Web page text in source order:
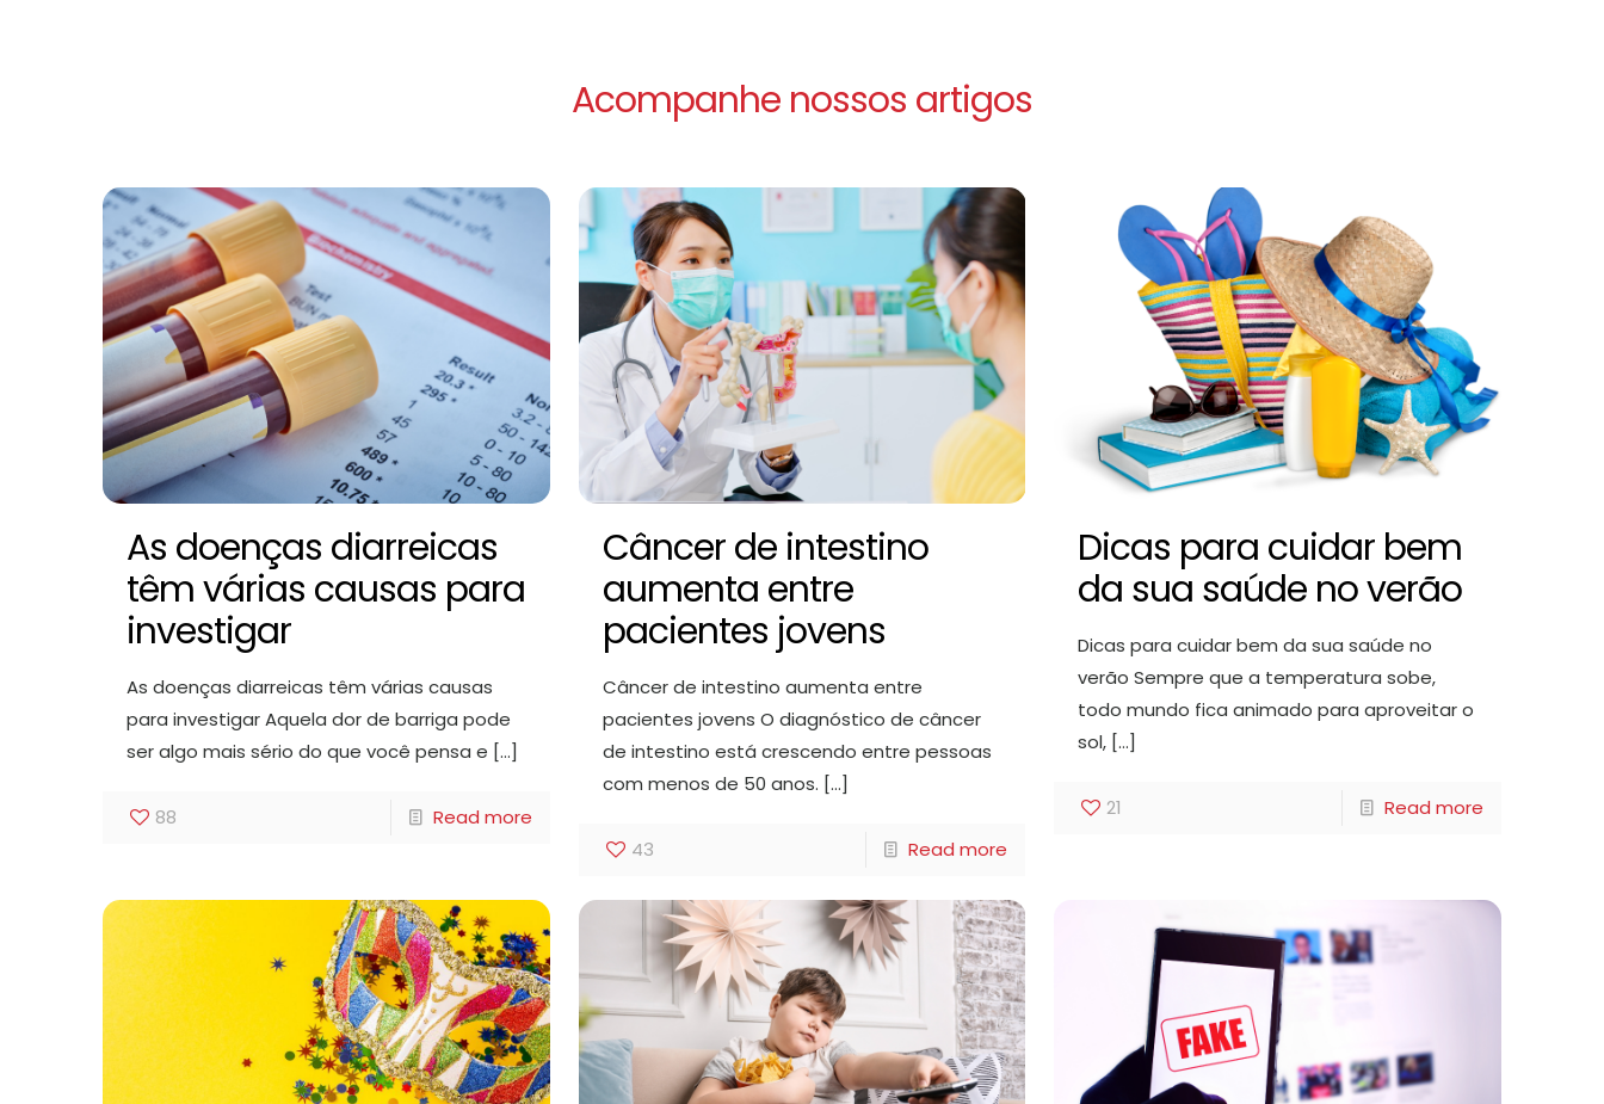
Acompanhe nossos artigos
As doenças diarreicas
têm várias causas para
investigar
As doenças diarreicas têm várias causas
para investigar Aquela dor de barriga pode
ser algo mais sério do que você pensa e […]
88 Read more
Câncer de intestino
aumenta entre
pacientes jovens
Câncer de intestino aumenta entre
pacientes jovens O diagnóstico de câncer
de intestino está crescendo entre pessoas
com menos de 50 anos. […]
43 Read more
Dicas para cuidar bem
da sua saúde no verão
Dicas para cuidar bem da sua saúde no
verão Sempre que a temperatura sobe,
todo mundo fica animado para aproveitar o
sol, […]
21 Read more